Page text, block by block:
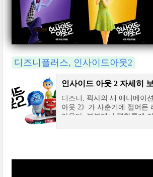
디즈니플러스, 인사이드아웃2
인사이드 아웃 2 자세히
디즈니, 픽사의 새 애니메이
아웃 2》가 사춘기에 접어든
아온다. 본부에서 평화롭게